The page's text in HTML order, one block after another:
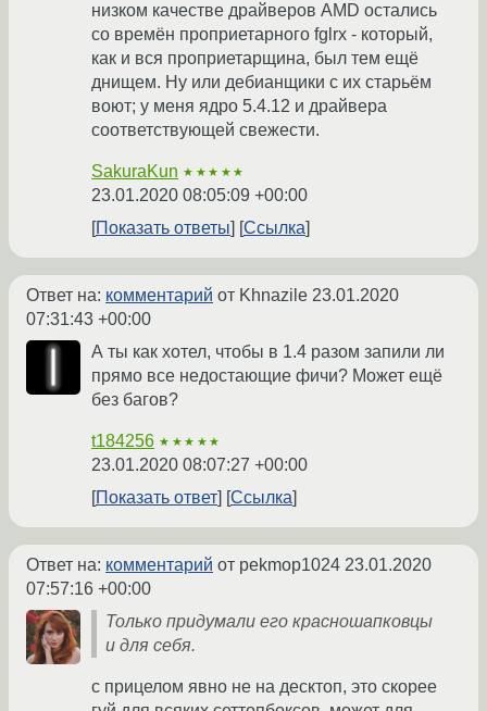
низком качестве драйверов AMD остались
со времён проприетарного fglrx - который,
как и вся проприетарщина, был тем ещё
днищем. Ну или дебианщики с их старьём
воют; у меня ядро 5.4.12 и драйвера
соответствующей свежести.
SakuraKun ★★★★★
23.01.2020 08:05:09 +00:00
Показать ответы
Ссылка
Ответ на: комментарий от Khnazile 23.01.2020
07:31:43 +00:00
А ты как хотел, чтобы в 1.4 разом запили ли
прямо все недостающие фичи? Может ещё
без багов?
t184256 ★★★★★
23.01.2020 08:07:27 +00:00
Показать ответ
Ссылка
Ответ на: комментарий от pekmop1024 23.01.2020
07:57:16 +00:00
Только придумали его красношапковцы
и для себя.
с прицелом явно не на десктоп, это скорее